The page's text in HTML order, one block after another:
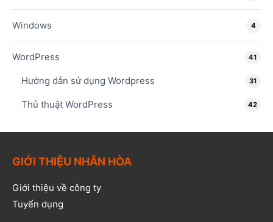
Windows 4
WordPress 41
Hướng dẫn sử dụng Wordpress 31
Thủ thuật WordPress 42
GIỚI THIỆU NHÂN HÒA
Giới thiệu về công ty
Tuyển dụng